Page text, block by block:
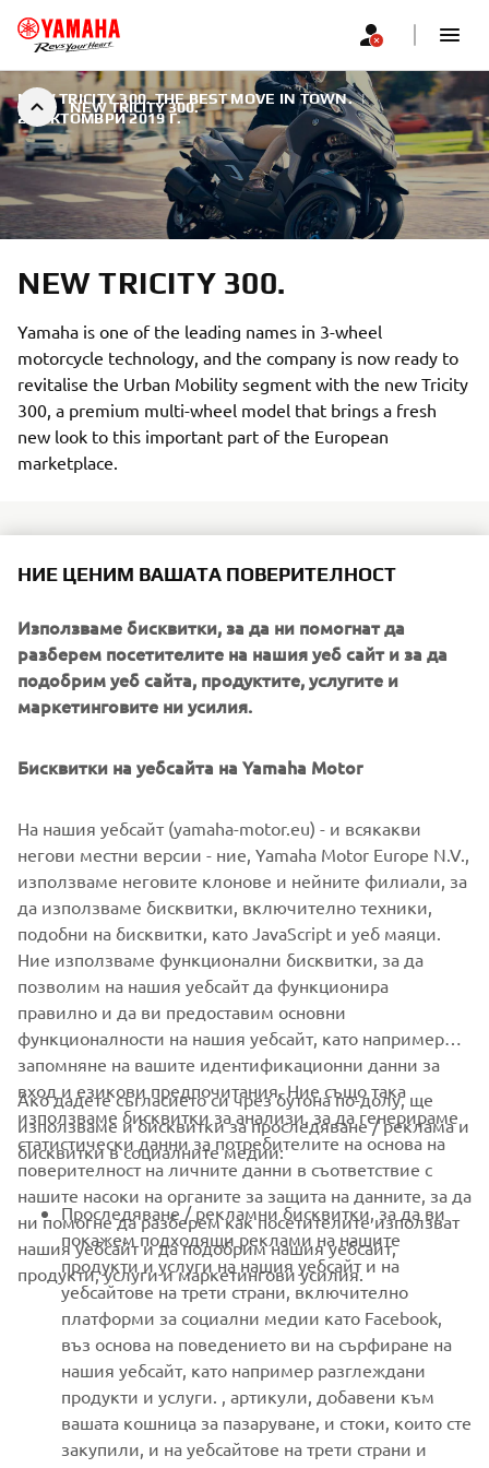
NEW TRICITY 300.
NEW TRICITY 300. THE BEST MOVE IN TOWN. |
22 ОКТОМВРИ 2019 Г.
NEW TRICITY 300.
Yamaha is one of the leading names in 3-wheel
motorcycle technology, and the company is now ready to
revitalise the Urban Mobility segment with the new Tricity
300, a premium multi-wheel model that brings a fresh
new look to this important part of the European
marketplace.
development and production of the Tricity 125 and NIKEN
Leaning Multi Wheel (LMW) models, Yamaha’s designers
have created a fashionable, modern and dynamic 3-wheel
scooter that is targeted at the top end of the market.
interest when it first went on display in 2018, the Tricity
best-in-class specification, competitive price and unrivalled
DISCOVER TRICITY 300
CORPORATE
FOR BUSINESS
MORE YAMAHA
SUPPORT
НОВИНАРСКИ БЮЛЕТИН
Бъдете първите, които ще научат за най-новите оферти,
специални събития, нови модели и много други
НИЕ ЦЕНИМ ВАШАТА ПОВЕРИТЕЛНОСТ
Използваме бисквитки, за да ни помогнат да
разберем посетителите на нашия уеб сайт и за да
подобрим уеб сайта, продуктите, услугите и
маркетинговите ни усилия.
Бисквитки на уебсайта на Yamaha Motor
На нашия уебсайт (yamaha-motor.eu) - и всякакви
негови местни версии - ние, Yamaha Motor Europe N.V.,
използваме неговите клонове и нейните филиали, за
да използваме бисквитки, включително техники,
подобни на бисквитки, като JavaScript и уеб маяци.
Ние използваме функционални бисквитки, за да
позволим на нашия уебсайт да функционира
правилно и да ви предоставим основни
функционалности на нашия уебсайт, като например
запомняне на вашите идентификационни данни за
вход и езикови предпочитания. Ние също така
използваме бисквитки за анализи, за да генерираме
статистически данни за потребителите на основа на
поверителност на личните данни в съответствие с
нашите насоки на органите за защита на данните, за да
ни помогне да разберем как посетителите използват
нашия уебсайт и да подобрим нашия уебсайт,
продукти, услуги и маркетингови усилия.
Ако дадете съгласието си чрез бутона по-долу, ще
използваме и бисквитки за проследяване / реклама и
бисквитки в социалните медии:
Проследяване / рекламни бисквитки, за да ви
покажем подходящи реклами на нашите
продукти и услуги на нашия уебсайт и на
уебсайтове на трети страни, включително
платформи за социални медии като Facebook,
въз основа на поведението ви на сърфиране на
нашия уебсайт, като например разглеждани
продукти и услуги. , артикули, добавени към
вашата кошница за пазаруване, и стоки, които сте
закупили, и на уебсайтове на трети страни и